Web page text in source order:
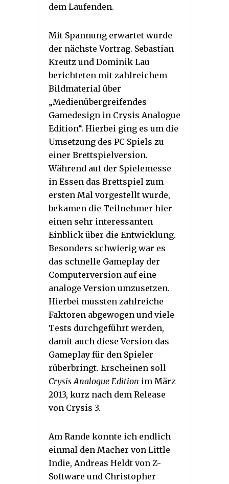
dem Laufenden.
Mit Spannung erwartet wurde
der nächste Vortrag. Sebastian
Kreutz und Dominik Lau
berichteten mit zahlreichem
Bildmaterial über
„Medienübergreifendes
Gamedesign in Crysis Analogue
Edition“. Hierbei ging es um die
Umsetzung des PC-Spiels zu
einer Brettspielversion.
Während auf der Spielemesse
in Essen das Brettspiel zum
ersten Mal vorgestellt wurde,
bekamen die Teilnehmer hier
einen sehr interessanten
Einblick über die Entwicklung.
Besonders schwierig war es
das schnelle Gameplay der
Computerversion auf eine
analoge Version umzusetzen.
Hierbei mussten zahlreiche
Faktoren abgewogen und viele
Tests durchgeführt werden,
damit auch diese Version das
Gameplay für den Spieler
rüberbringt. Erscheinen soll
Crysis Analogue Edition im März
2013, kurz nach dem Release
von Crysis 3.
Am Rande konnte ich endlich
einmal den Macher von Little
Indie, Andreas Heldt von Z-
Software und Christopher